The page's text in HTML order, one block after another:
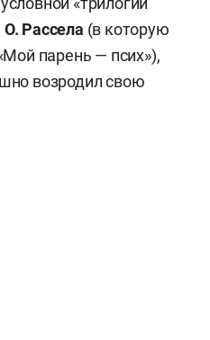
Рассела (в которую
парень — псих»),
возродил свою